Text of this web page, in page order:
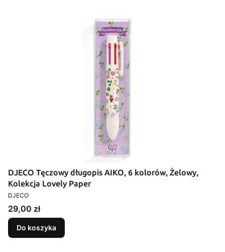
DJECO Tęczowy długopis AIKO, 6 kolorów, Żelowy,
Kolekcja Lovely Paper
PRODUCENT
DJECO
Cena
29,00 zł
Do koszyka